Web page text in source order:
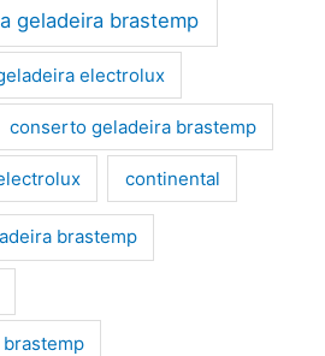
geladeira brastemp
electrolux
conserto geladeira brastemp
continental
brastemp